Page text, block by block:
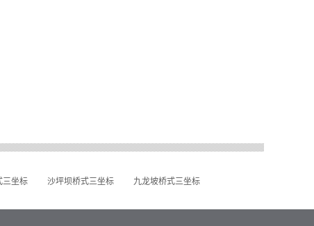
三坐标 沙坪坝桥式三坐标
九龙坡桥式三坐标